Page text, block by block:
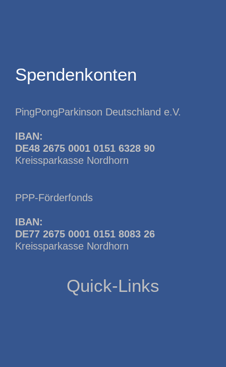
Spendenkonten
PingPongParkinson Deutschland e.V.
IBAN:
DE48 2675 0001 0151 6328 90
Kreissparkasse Nordhorn
PPP-Förderfonds
IBAN:
DE77 2675 0001 0151 8083 26
Kreissparkasse Nordhorn
Quick-Links